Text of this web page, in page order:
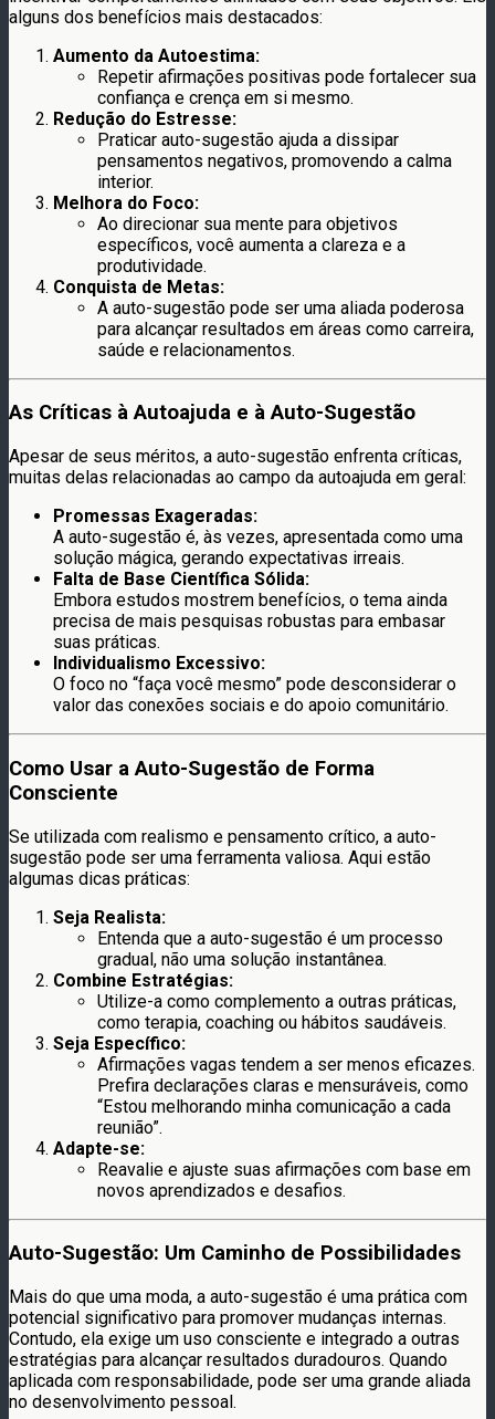
alguns dos benefícios mais destacados:
Aumento da Autoestima:
Repetir afirmações positivas pode fortalecer sua
confiança e crença em si mesmo.
Redução do Estresse:
Praticar auto-sugestão ajuda a dissipar
pensamentos negativos, promovendo a calma
interior.
Melhora do Foco:
Ao direcionar sua mente para objetivos
específicos, você aumenta a clareza e a
produtividade.
Conquista de Metas:
A auto-sugestão pode ser uma aliada poderosa
para alcançar resultados em áreas como carreira,
saúde e relacionamentos.
As Críticas à Autoajuda e à Auto-Sugestão
Apesar de seus méritos, a auto-sugestão enfrenta críticas,
muitas delas relacionadas ao campo da autoajuda em geral:
Promessas Exageradas:
A auto-sugestão é, às vezes, apresentada como uma
solução mágica, gerando expectativas irreais.
Falta de Base Científica Sólida:
Embora estudos mostrem benefícios, o tema ainda
precisa de mais pesquisas robustas para embasar
suas práticas.
Individualismo Excessivo:
O foco no “faça você mesmo” pode desconsiderar o
valor das conexões sociais e do apoio comunitário.
Como Usar a Auto-Sugestão de Forma
Consciente
Se utilizada com realismo e pensamento crítico, a auto-
sugestão pode ser uma ferramenta valiosa. Aqui estão
algumas dicas práticas:
Seja Realista:
Entenda que a auto-sugestão é um processo
gradual, não uma solução instantânea.
Combine Estratégias:
Utilize-a como complemento a outras práticas,
como terapia, coaching ou hábitos saudáveis.
Seja Específico:
Afirmações vagas tendem a ser menos eficazes.
Prefira declarações claras e mensuráveis, como
“Estou melhorando minha comunicação a cada
reunião”.
Adapte-se:
Reavalie e ajuste suas afirmações com base em
novos aprendizados e desafios.
Auto-Sugestão: Um Caminho de Possibilidades
Mais do que uma moda, a auto-sugestão é uma prática com
potencial significativo para promover mudanças internas.
Contudo, ela exige um uso consciente e integrado a outras
estratégias para alcançar resultados duradouros. Quando
aplicada com responsabilidade, pode ser uma grande aliada
no desenvolvimento pessoal.